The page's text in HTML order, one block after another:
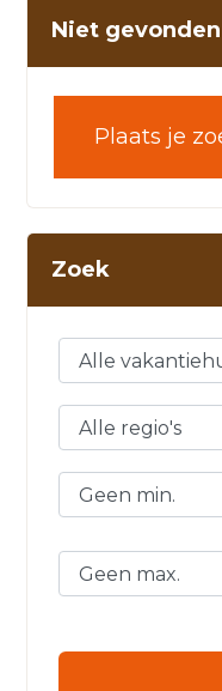
Niet
Plaats je
Zoek